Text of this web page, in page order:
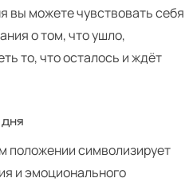
вы можете чувствовать себя
о том, что ушло,
то, что осталось и ждёт
положении символизирует
и эмоционального